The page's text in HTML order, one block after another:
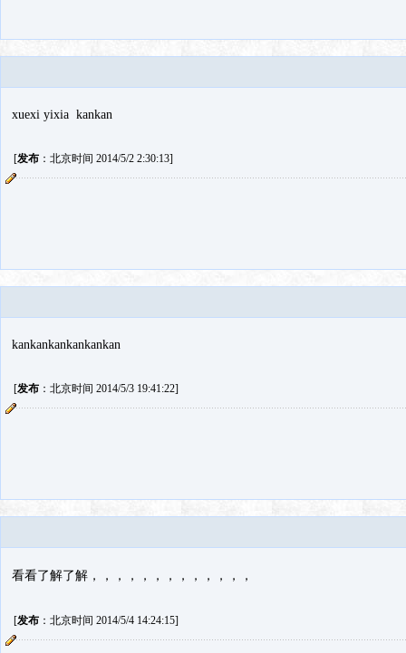
xuexi yixia kankan
[发布：北京时间 2014/5/2 2:30:13]
kankankankankankan
[发布：北京时间 2014/5/3 19:41:22]
看看了解了解，，，，，，，，，，，，，
[发布：北京时间 2014/5/4 14:24:15]